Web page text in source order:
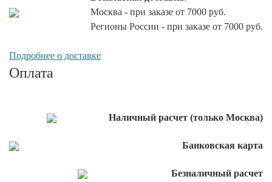
Москва - при заказе от 7000 руб.
Регионы России - при заказе от 7000 руб.
Подробнее о доставке
Оплата
Наличный расчет (только Москва)
Банковская карта
Безналичный расчет